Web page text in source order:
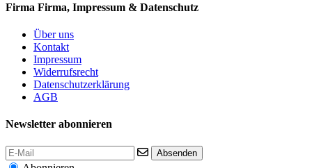
Firma Firma, Impressum & Datenschutz
Über uns
Kontakt
Impressum
Widerrufsrecht
Datenschutzerklärung
AGB
Newsletter abonnieren
Absenden